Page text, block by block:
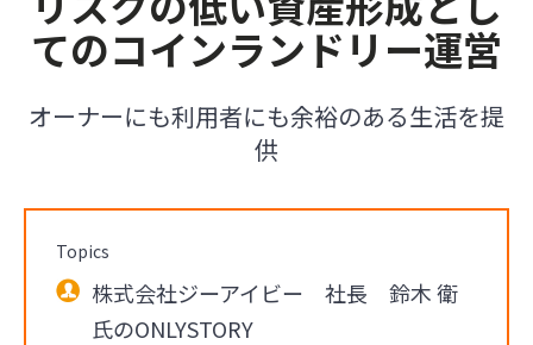
てのコインランドリー運営
オーナーにも利用者にも余裕のある生活を提
供
Topics
株式会社ジーアイビー 社長 鈴木 衛
氏のONLYSTORY